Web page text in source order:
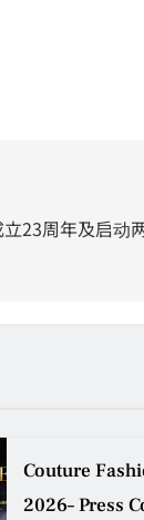
23周年及启动
Couture
2026– Press